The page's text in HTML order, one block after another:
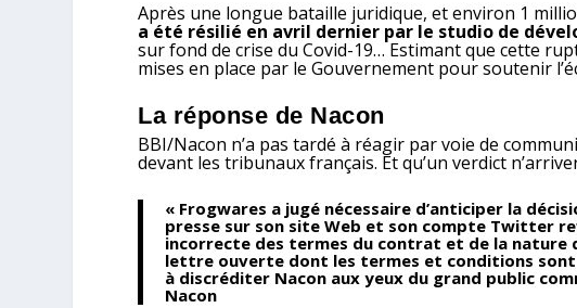
Après une longue bataille juridique, et environ 1
a été résilié en avril dernier par le studio de
sur fond de crise du Covid-19… Estimant que cette
mises en place par le Gouvernement pour soutenir
La réponse de Nacon
BBI/Nacon n’a pas tardé à réagir par voie de
devant les tribunaux français. Et qu’un verdict
« Frogwares a jugé nécessaire d’anticiper la
presse sur son site Web et son compte Twitter
incorrecte des termes du contrat et de la
lettre ouverte dont les termes et conditions
à discréditer Nacon aux yeux du grand public
Nacon